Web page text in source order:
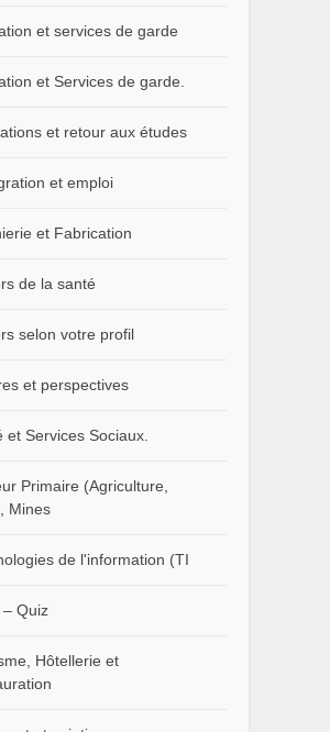
et services de garde
et Services de garde.
et retour aux études
et emploi
et Fabrication
de la santé
selon votre profil
et perspectives
et Services Sociaux.
Primaire (Agriculture,
Mines
de l'information (TI
– Quiz
Hôtellerie et